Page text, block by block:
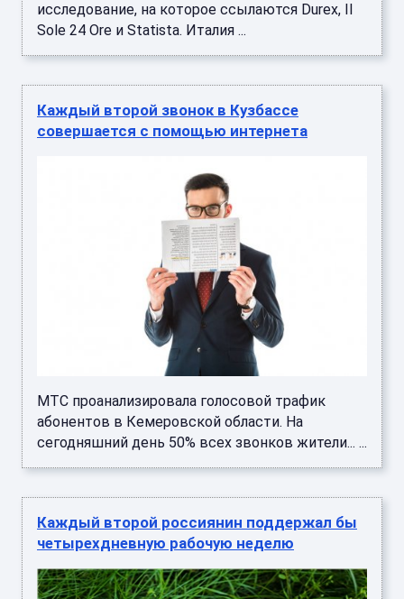
исследование, на которое ссылаются Durex, Il
Sole 24 Ore и Statista. Италия ...
Каждый второй звонок в Кузбассе
совершается с помощью интернета
МТС проанализировала голосовой трафик
абонентов в Кемеровской области. На
сегодняшний день 50% всех звонков жители... ...
Каждый второй россиянин поддержал бы
четырехдневную рабочую неделю